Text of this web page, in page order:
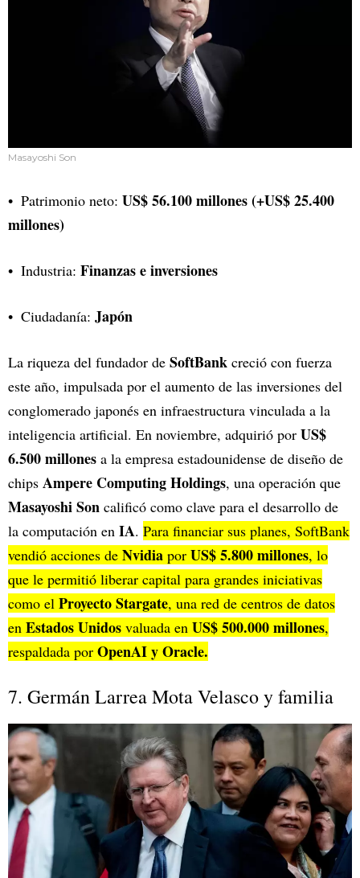
Masayoshi Son
Patrimonio neto: US$ 56.100 millones (+US$ 25.400
millones)
Industria: Finanzas e inversiones
Ciudadanía: Japón
La riqueza del fundador de SoftBank creció con fuerza
este año, impulsada por el aumento de las inversiones del
conglomerado japonés en infraestructura vinculada a la
inteligencia artificial. En noviembre, adquirió por US$
6.500 millones a la empresa estadounidense de diseño de
chips Ampere Computing Holdings, una operación que
Masayoshi Son calificó como clave para el desarrollo de
la computación en IA. Para financiar sus planes, SoftBank
vendió acciones de Nvidia por US$ 5.800 millones, lo
que le permitió liberar capital para grandes iniciativas
como el Proyecto Stargate, una red de centros de datos
en Estados Unidos valuada en US$ 500.000 millones,
respaldada por OpenAI y Oracle.
7. Germán Larrea Mota Velasco y familia